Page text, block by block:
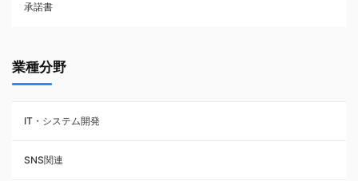
賃貸借契約
承諾書
業種分野
IT・システム開発
SNS関連